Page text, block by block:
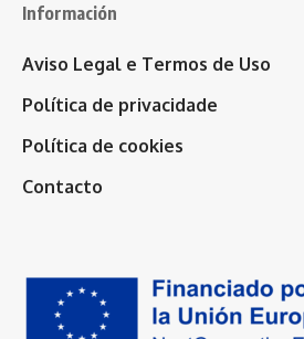
Información
Aviso Legal e Termos de Uso
Política de privacidade
Política de cookies
Contacto